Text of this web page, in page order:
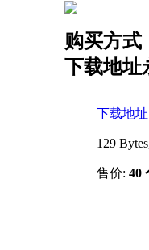
购买方式
下载地址
下载地
129
售价: 40